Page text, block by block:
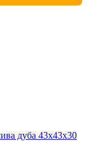
дуба 43х43х30